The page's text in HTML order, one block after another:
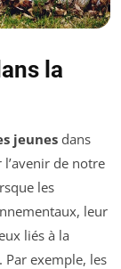
la
jeunes dans
de notre
les
leur
liés à la
exemple, les